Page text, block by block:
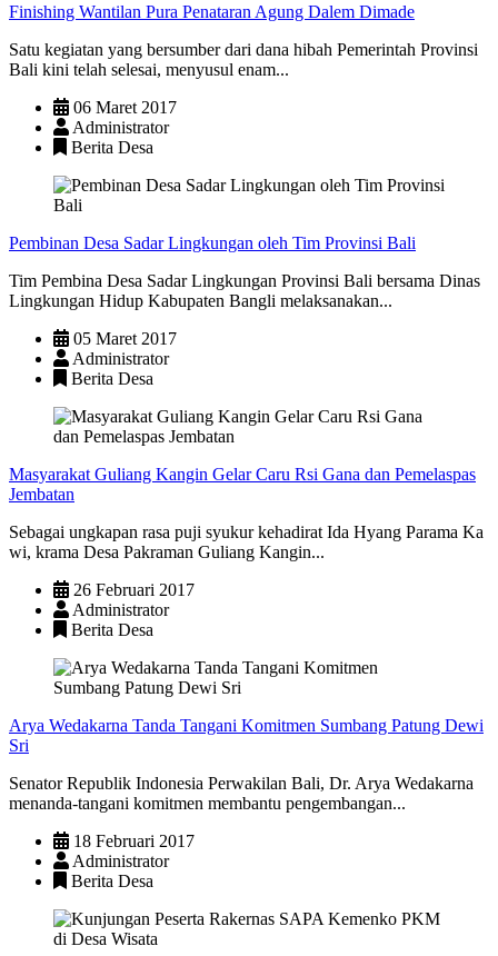
Finishing Wantilan Pura Penataran Agung Dalem Dimade
Satu kegiatan yang bersumber dari dana hibah Pemerintah Provinsi
Bali kini telah selesai, menyusul enam...
06 Maret 2017
Administrator
Berita Desa
Pembinan Desa Sadar Lingkungan oleh Tim Provinsi Bali
Tim Pembina Desa Sadar Lingkungan Provinsi Bali bersama Dinas
Lingkungan Hidup Kabupaten Bangli melaksanakan...
05 Maret 2017
Administrator
Berita Desa
Masyarakat Guliang Kangin Gelar Caru Rsi Gana dan Pemelaspas
Jembatan
Sebagai ungkapan rasa puji syukur kehadirat Ida Hyang Parama Ka
wi, krama Desa Pakraman Guliang Kangin...
26 Februari 2017
Administrator
Berita Desa
Arya Wedakarna Tanda Tangani Komitmen Sumbang Patung Dewi
Sri
Senator Republik Indonesia Perwakilan Bali, Dr. Arya Wedakarna
menanda-tangani komitmen membantu pengembangan...
18 Februari 2017
Administrator
Berita Desa